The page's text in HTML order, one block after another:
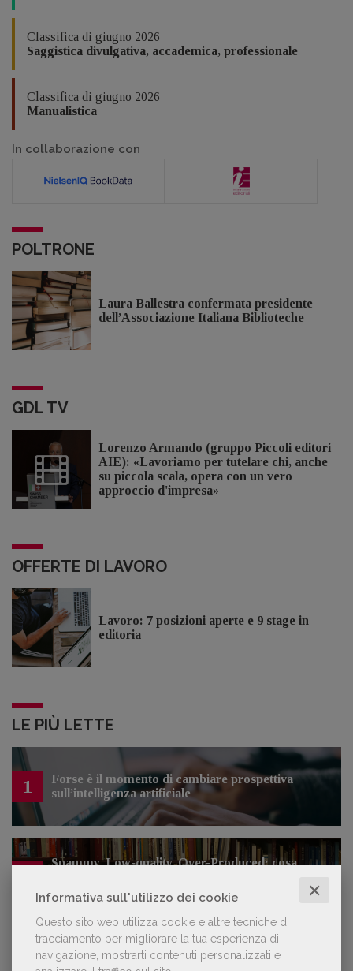
Informativa sull'utilizzo dei cookie ✕
Questo sito web utilizza cookie e altre tecniche di
tracciamento per migliorare la tua esperienza di
navigazione, mostrarti contenuti personalizzati e
Classifica di giugno 2026
Saggistica divulgativa, accademica, professionale
Classifica di giugno 2026
Manualistica
In collaborazione con
POLTRONE
Laura Ballestra confermata presidente
dell’Associazione Italiana Biblioteche
GDL TV
Lorenzo Armando (gruppo Piccoli editori
AIE): «Lavoriamo per tutelare chi, anche
su piccola scala, opera con un vero
approccio d'impresa»
OFFERTE DI LAVORO
Lavoro: 7 posizioni aperte e 9 stage in
editoria
LE PIÙ LETTE
1
Forse è il momento di cambiare prospettiva
sull’intelligenza artificiale
Spammy, Low-quality, Over-Produced: cosa
inquinano la narrativa di genere
Kobo ha rifiutato il 45% dei testi ricevuti per